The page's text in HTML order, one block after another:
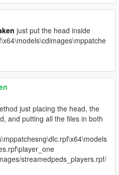
just put the head inside
just placing the head, the
and putting all the files in both
streamedpeds_players.rpf/